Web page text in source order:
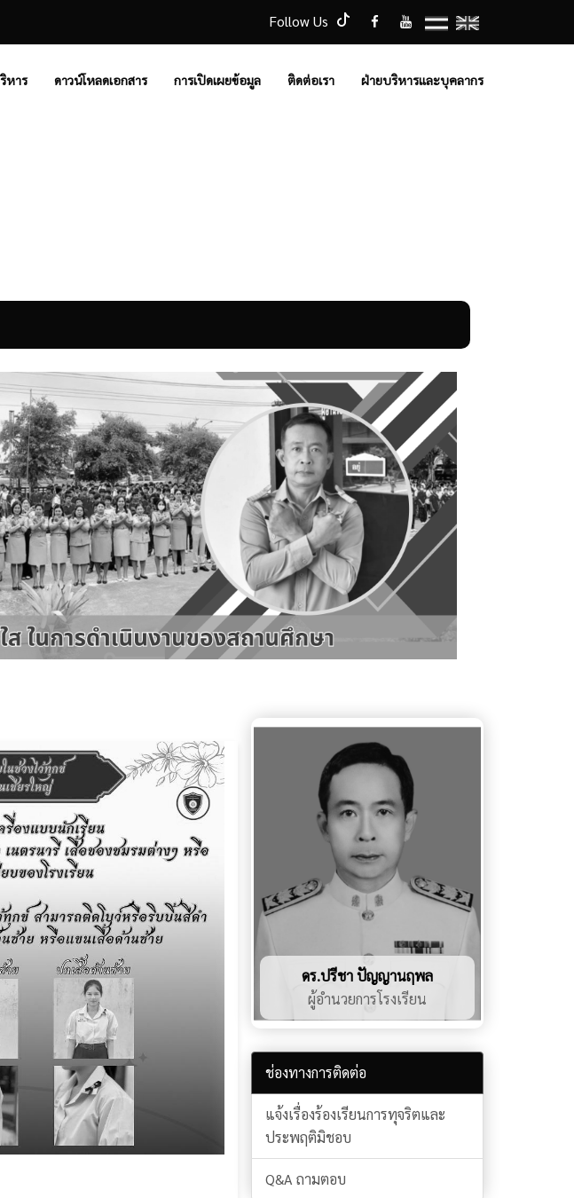
Follow Us
หาร ดาวน์โหลดเอกสาร การเปิดเผยข้อมูล ติดต่อเรา ฝ่ายบริหารและบุคลากร
ดร.ปรีชา ปัญญานฤพล
ผู้อำนวยการโรงเรียน
ช่องทางการติดต่อ
แจ้งเรื่องร้องเรียนการทุจริตและ
ประพฤติมิชอบ
Q&A ถามตอบ